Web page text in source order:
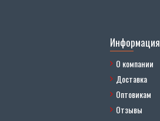
Информация
О компании
Доставка
Оптовикам
Отзывы